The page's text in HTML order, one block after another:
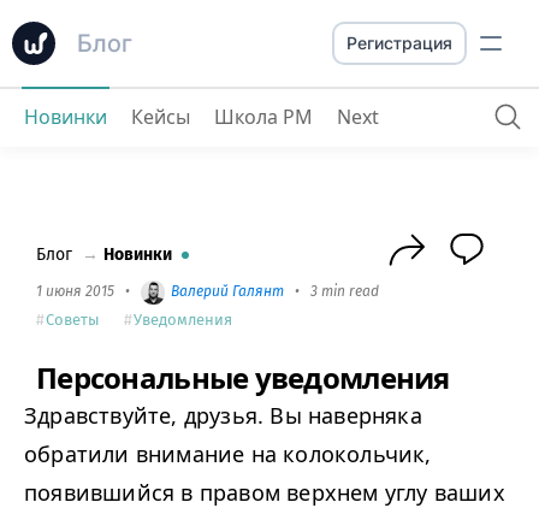
Блог
Персональные уведомления
Регистрация
Новинки Кейсы Школа PM Next
Блог → Новинки
1 июня 2015 • Валерий Галянт • 3 min read
Советы Уведомления
Персональные уведомления
Здравствуйте, друзья. Вы наверняка
обратили внимание на колокольчик,
появившийся в правом верхнем углу ваших